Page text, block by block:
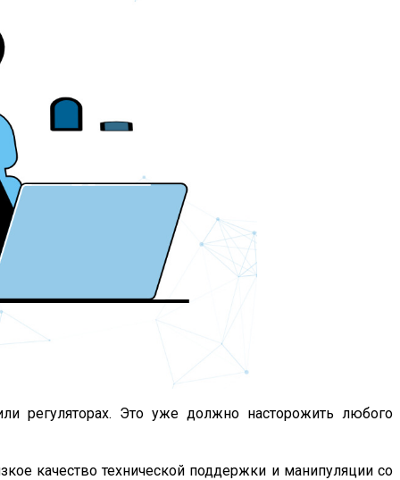
регуляторах. Это уже должно насторожить любого
качество технической поддержки и манипуляции со